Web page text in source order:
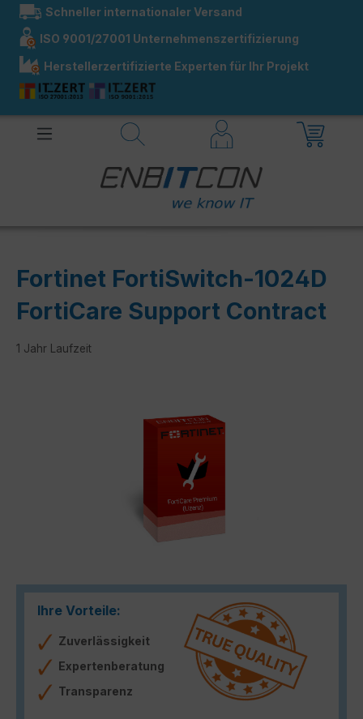
springen
Schneller internationaler Versand
ISO 9001/27001 Unternehmenszertifizierung
Herstellerzertifizierte Experten für Ihr Projekt
Fortinet FortiSwitch-1024D
FortiCare Support Contract
1 Jahr Laufzeit
Ihre Vorteile:
Zuverlässigkeit
Expertenberatung
Transparenz